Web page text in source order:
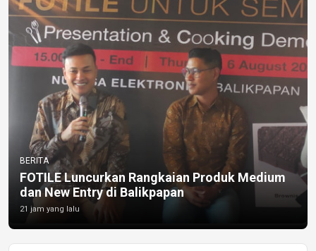
BERITA
FOTILE Luncurkan Rangkaian Produk Medium
dan New Entry di Balikpapan
21 jam yang lalu